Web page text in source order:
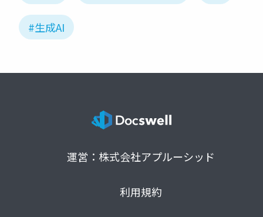
#生成AI
運営：株式会社アプルーシッド
利用規約